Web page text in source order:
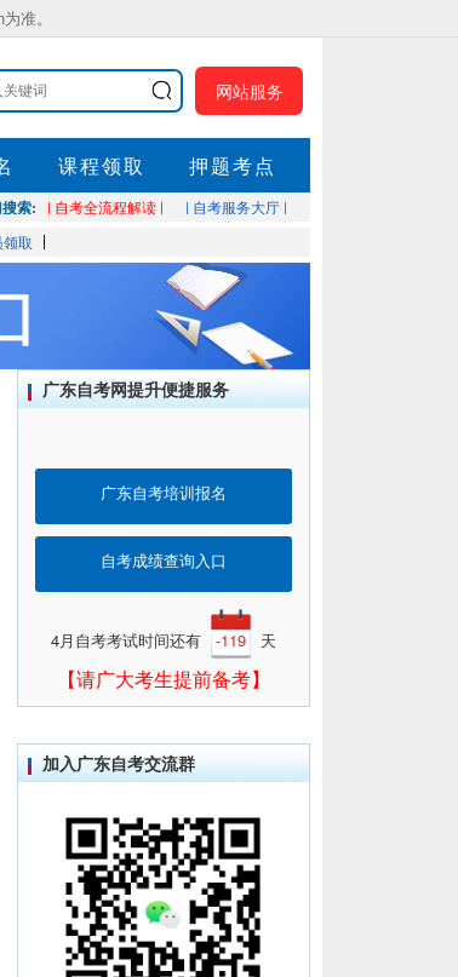
准。
网站服务
课程领取 押题考点
索: | 自考全流程解读 | | 自考服务大厅 |
取
广东自考网提升便捷服务
广东自考培训报名
自考成绩查询入口
4月自考考试时间还有 -119 天
【请广大考生提前备考】
加入广东自考交流群